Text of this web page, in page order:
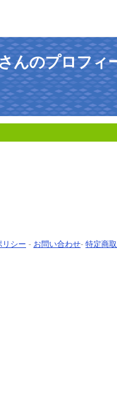
んのプロフィ
リシー - お問い合わせ- 特定商